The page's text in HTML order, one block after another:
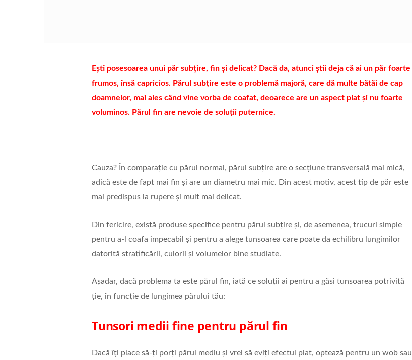
Ești posesoarea unui păr subțire, fin și delicat? Dacă da, atunci știi deja că ai un păr foarte
frumos, însă capricios. Părul subțire este o problemă majoră, care dă multe bătăi de cap
doamnelor, mai ales când vine vorba de coafat, deoarece are un aspect plat și nu foarte
voluminos. Părul fin are nevoie de soluții puternice.
Cauza? În comparație cu părul normal, părul subțire are o secțiune transversală mai mică,
adică este de fapt mai fin și are un diametru mai mic. Din acest motiv, acest tip de păr este
mai predispus la rupere și mult mai delicat.
Din fericire, există produse specifice pentru părul subțire și, de asemenea, trucuri simple
pentru a-l coafa impecabil și pentru a alege tunsoarea care poate da echilibru lungimilor
datorită stratificării, culorii și volumelor bine studiate.
Așadar, dacă problema ta este părul fin, iată ce soluții ai pentru a găsi tunsoarea potrivită
ție, în funcție de lungimea părului tău:
Tunsori medii fine pentru părul fin
Dacă îți place să-ți porți părul mediu și vrei să eviți efectul plat, optează pentru un wob sau